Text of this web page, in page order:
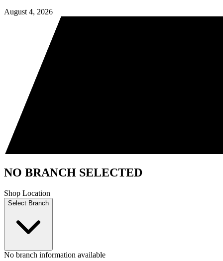
August 4, 2026
NO BRANCH SELECTED
Shop Location
Select Branch
No branch information available